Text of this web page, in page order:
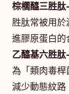
棕櫚醯三胜
胜肽常被用
進膠原蛋白的
乙醯基六胜
為「類肉毒
減少動態紋